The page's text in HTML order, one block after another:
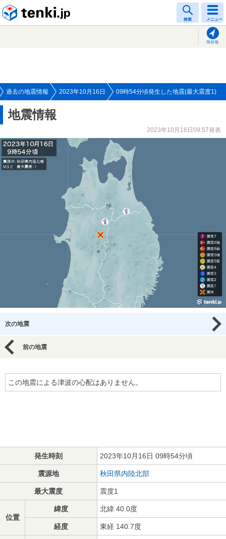
検索 メニュー
現在地
過去の地震情報 2023年10月16日 09時54分頃発生した地震(最大震度1)
地震情報
2023年10月16日09:57発表
次の地震
前の地震
この地震による津波の心配はありません。
発生時刻 2023年10月16日 09時54分頃
震源地 秋田県内陸北部
最大震度 震度1
位置
緯度 北緯 40.0度
経度 東経 140.7度